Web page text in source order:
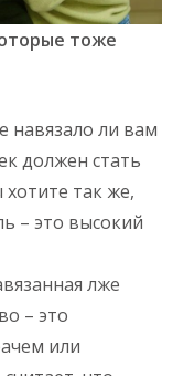
тоже
навязало ли вам
должен стать
так же,
– это высокий
лже
– это
или